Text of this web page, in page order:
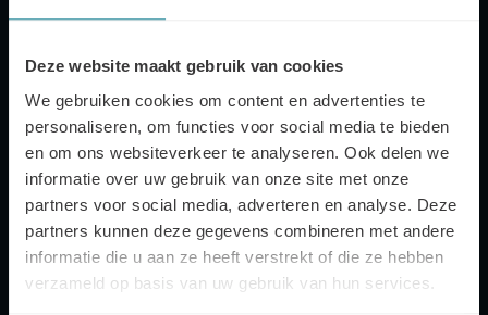
Deze website maakt gebruik van cookies
We gebruiken cookies om content en advertenties te
personaliseren, om functies voor social media te bieden
en om ons websiteverkeer te analyseren. Ook delen we
informatie over uw gebruik van onze site met onze
partners voor social media, adverteren en analyse. Deze
partners kunnen deze gegevens combineren met andere
informatie die u aan ze heeft verstrekt of die ze hebben
verzameld op basis van uw gebruik van hun services.
Courriel